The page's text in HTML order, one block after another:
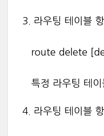
3. 라우팅 테이블
route delete
특정 라우팅 테이
4. 라우팅 테이블